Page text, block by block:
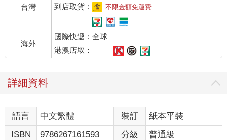
台灣
到店取貨：
不限金額免運費
海外
國際快遞：全球
港澳店取：
詳細資料
語言 中文繁體 裝訂
紙本平裝
ISBN
9786267161593 分級 普通級